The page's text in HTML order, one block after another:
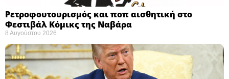
Ρετροφουτουρισμός και ποπ αισθητική στο
Φεστιβάλ Κόμικς της Ναβάρα ​
8 Αυγούστου 2026